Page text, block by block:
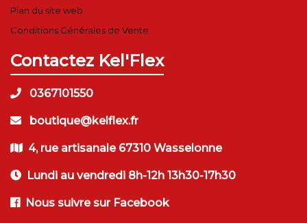
Plan du site web
Conditions Générales de Vente
Contactez Kel'Flex
0367101550
boutique@kelflex.fr
4, rue artisanale 67310 Wasselonne
Lundi au vendredi 8h-12h 13h30-17h30
Nous suivre sur Facebook